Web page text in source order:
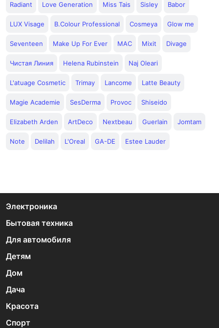
Radiant Love Generation Miss Tais Sisley Babor
LUX Visage B.Colour Professional Cosmeya Glow me
Seventeen Make Up For Ever MAC Mixit Divage
Чистая Линия Helena Rubinstein Naj Oleari
L'atuage Cosmetic Trimay Lancome Latte Beauty
Magie Academie SesDerma Provoc Shiseido
Elizabeth Arden ArtDeco Nextbeau Guerlain Jomtam
Note Delilah L'Oreal GA-DE Estee Lauder
Электроника
Бытовая техника
Для автомобиля
Детям
Дом
Дача
Красота
Спорт